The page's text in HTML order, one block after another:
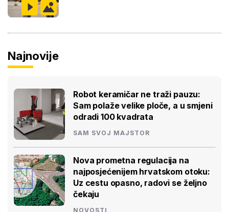
Najnovije
Robot keramičar ne traži pauzu:
Sam polaže velike ploče, a u smjeni
odradi 100 kvadrata
SAM SVOJ MAJSTOR
Nova prometna regulacija na
najposjećenijem hrvatskom otoku:
Uz cestu opasno, radovi se željno
čekaju
NOVOSTI